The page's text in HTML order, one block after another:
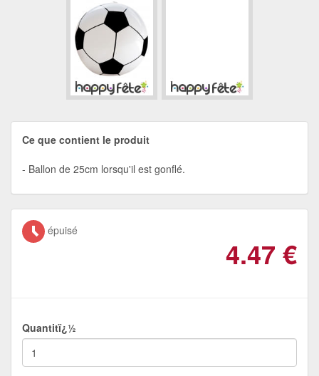
Ce que contient le produit
Ballon de 25cm lorsqu'il est gonflé.
épuisé
4.47 €
Quantitï¿½